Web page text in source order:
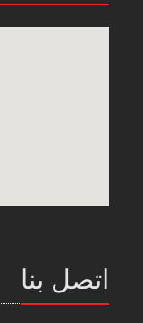
اتصل بنا